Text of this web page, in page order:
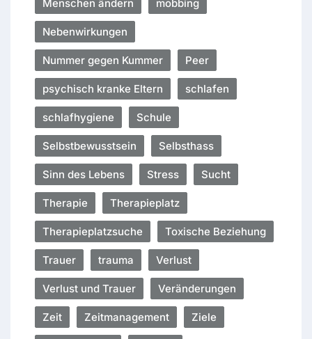
Menschen ändern mobbing
Nebenwirkungen
Nummer gegen Kummer Peer
psychisch kranke Eltern schlafen
schlafhygiene Schule
Selbstbewusstsein Selbsthass
Sinn des Lebens Stress Sucht
Therapie Therapieplatz
Therapieplatzsuche Toxische Beziehung
Trauer trauma Verlust
Verlust und Trauer Veränderungen
Zeit Zeitmanagement Ziele